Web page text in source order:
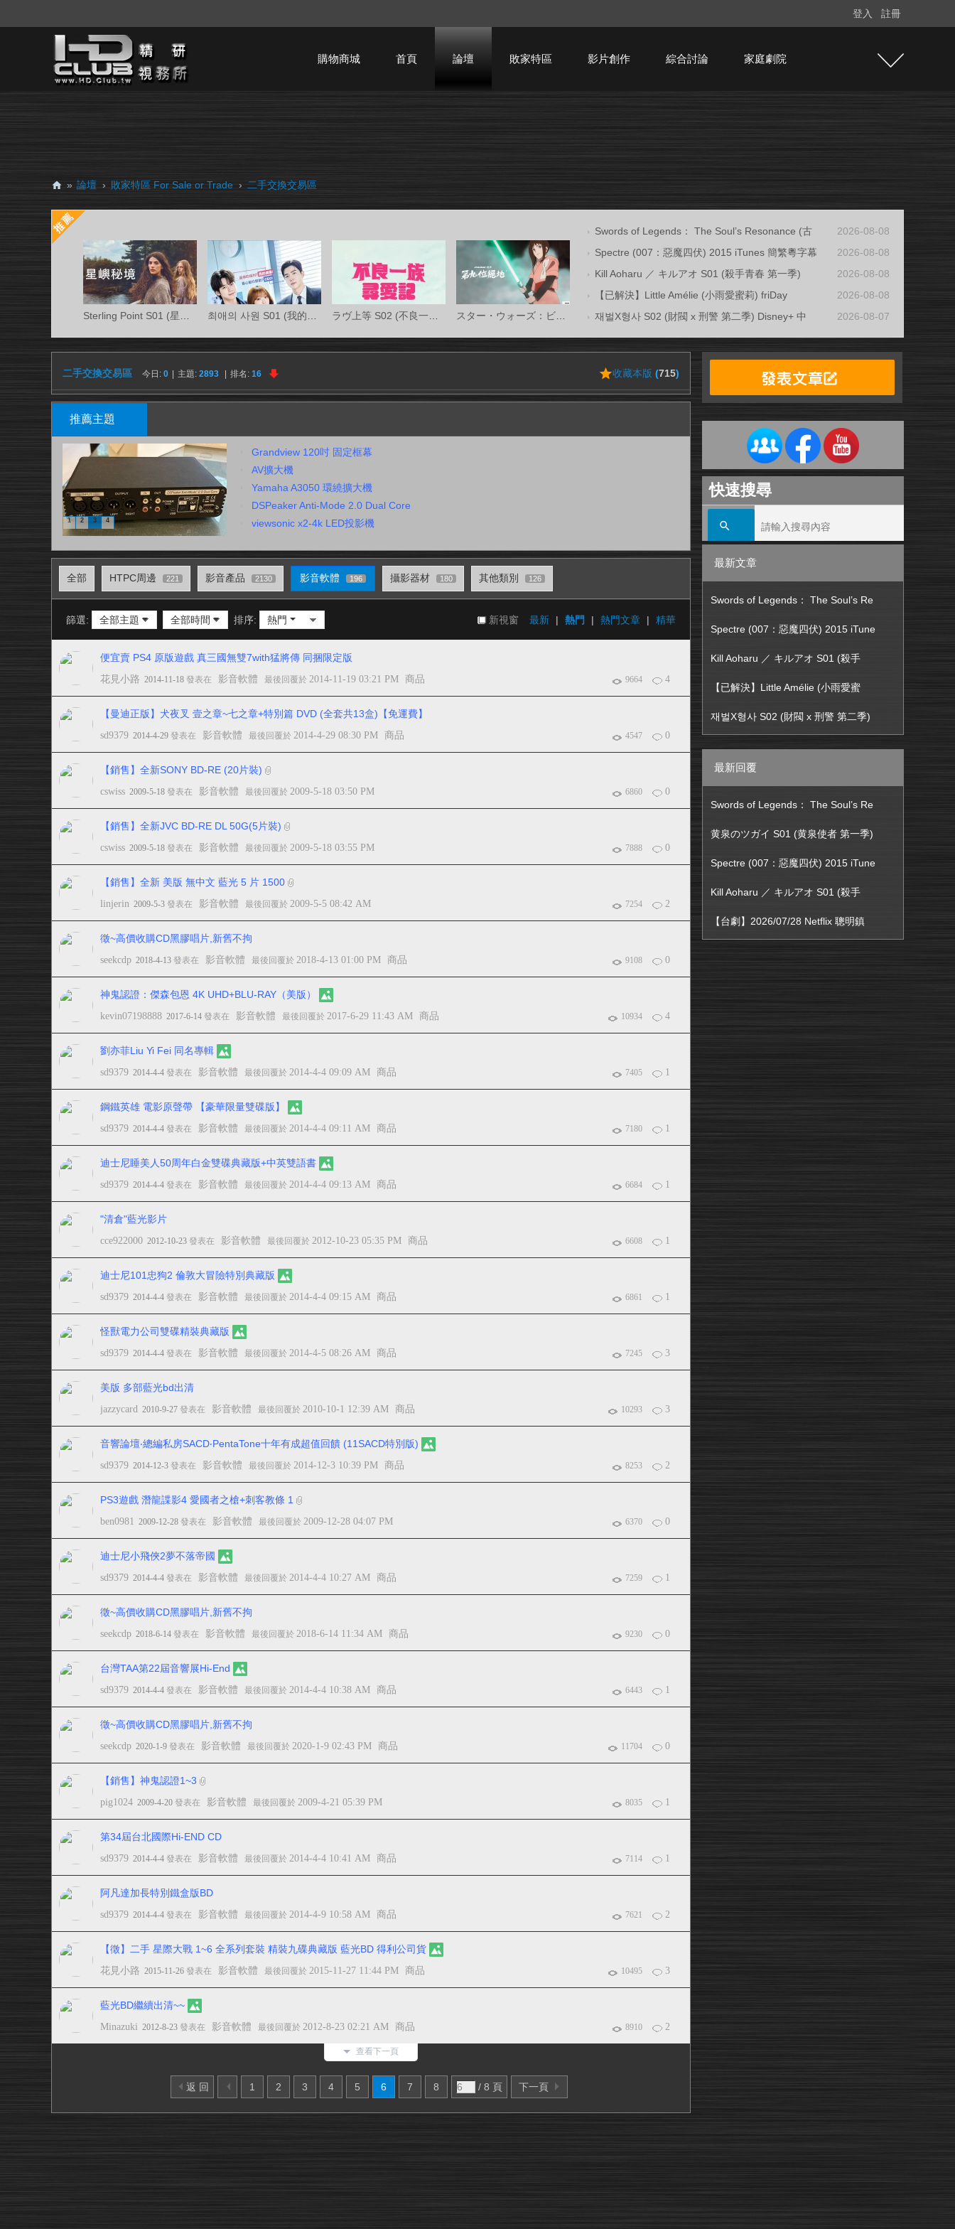
登入 註冊
購物商城 首頁 論壇 敗家特區 影片創作 綜合討論 家庭劇院
D.
Cl
務
» 論壇 › 敗家特區 For Sale or Trade › 二手交換交易區
Swords of Legends： The Soul’s Resonance (古
2026-08-08
Spectre (007：惡魔四伏) 2015 iTunes 簡繁粵字幕
2026-08-08
Kill Aoharu ／ キルアオ S01 (殺手青春 第一季)
2026-08-08
【已解決】Little Amélie (小雨愛蜜莉) friDay
2026-08-08
재벌X형사 S02 (財閥 x 刑警 第二季) Disney+ 中
2026-08-07
收藏本版 (715)
二手交換交易區 今日: 0 主題: 2893 排名: 16
推薦主題
1 2 3 4
Grandview 120吋 固定框幕
AV擴大機
Yamaha A3050 環繞擴大機
DSPeaker Anti-Mode 2.0 Dual Core
viewsonic x2-4k LED投影機
全部 HTPC周邊 221 影音產品 2130 影音軟體 196 攝影器材 180 其他類別 126
最新 | 熱門 | 熱門文章 | 精華
新視窗
篩選: 全部主題 全部時間 排序: 熱門
便宜賣 PS4 原版遊戲 真三國無雙7with猛將傳 同捆限定版
9664 4
花見小路 2014-11-18 發表在 影音軟體 最後回覆於 2014-11-19 03:21 PM 商品
【曼迪正版】犬夜叉 壹之章~七之章+特別篇 DVD (全套共13盒)【免運費】
4547 0
sd9379 2014-4-29 發表在 影音軟體 最後回覆於 2014-4-29 08:30 PM 商品
【銷售】全新SONY BD-RE (20片裝)
6860 0
cswiss 2009-5-18 發表在 影音軟體 最後回覆於 2009-5-18 03:50 PM
【銷售】全新JVC BD-RE DL 50G(5片裝)
7888 0
cswiss 2009-5-18 發表在 影音軟體 最後回覆於 2009-5-18 03:55 PM
【銷售】全新 美版 無中文 藍光 5 片 1500
7254 2
linjerin 2009-5-3 發表在 影音軟體 最後回覆於 2009-5-5 08:42 AM
徵~高價收購CD黑膠唱片,新舊不拘
9108 0
seekcdp 2018-4-13 發表在 影音軟體 最後回覆於 2018-4-13 01:00 PM 商品
神鬼認證：傑森包恩 4K UHD+BLU-RAY（美版）
10934 4
kevin07198888 2017-6-14 發表在 影音軟體 最後回覆於 2017-6-29 11:43 AM 商品
劉亦菲Liu Yi Fei 同名專輯
7405 1
sd9379 2014-4-4 發表在 影音軟體 最後回覆於 2014-4-4 09:09 AM 商品
鋼鐵英雄 電影原聲帶 【豪華限量雙碟版】
7180 1
sd9379 2014-4-4 發表在 影音軟體 最後回覆於 2014-4-4 09:11 AM 商品
迪士尼睡美人50周年白金雙碟典藏版+中英雙語書
6684 1
sd9379 2014-4-4 發表在 影音軟體 最後回覆於 2014-4-4 09:13 AM 商品
"清倉"藍光影片
6608 1
cce922000 2012-10-23 發表在 影音軟體 最後回覆於 2012-10-23 05:35 PM 商品
迪士尼101忠狗2 倫敦大冒險特別典藏版
6861 1
sd9379 2014-4-4 發表在 影音軟體 最後回覆於 2014-4-4 09:15 AM 商品
怪獸電力公司雙碟精裝典藏版
7245 3
sd9379 2014-4-4 發表在 影音軟體 最後回覆於 2014-4-5 08:26 AM 商品
美版 多部藍光bd出清
10293 3
jazzycard 2010-9-27 發表在 影音軟體 最後回覆於 2010-10-1 12:39 AM 商品
音響論壇‧總編私房SACD‧PentaTone十年有成超值回饋 (11SACD特別版)
8253 2
sd9379 2014-12-3 發表在 影音軟體 最後回覆於 2014-12-3 10:39 PM 商品
PS3遊戲 潛龍諜影4 愛國者之槍+刺客教條 1
6370 0
ben0981 2009-12-28 發表在 影音軟體 最後回覆於 2009-12-28 04:07 PM
迪士尼小飛俠2夢不落帝國
7259 1
sd9379 2014-4-4 發表在 影音軟體 最後回覆於 2014-4-4 10:27 AM 商品
徵~高價收購CD黑膠唱片,新舊不拘
9230 0
seekcdp 2018-6-14 發表在 影音軟體 最後回覆於 2018-6-14 11:34 AM 商品
台灣TAA第22屆音響展Hi-End
6443 1
sd9379 2014-4-4 發表在 影音軟體 最後回覆於 2014-4-4 10:38 AM 商品
徵~高價收購CD黑膠唱片,新舊不拘
11704 0
seekcdp 2020-1-9 發表在 影音軟體 最後回覆於 2020-1-9 02:43 PM 商品
【銷售】神鬼認證1~3
8035 1
pig1024 2009-4-20 發表在 影音軟體 最後回覆於 2009-4-21 05:39 PM
第34屆台北國際Hi-END CD
7114 1
sd9379 2014-4-4 發表在 影音軟體 最後回覆於 2014-4-4 10:41 AM 商品
阿凡達加長特別鐵盒版BD
7621 2
sd9379 2014-4-4 發表在 影音軟體 最後回覆於 2014-4-9 10:58 AM 商品
【徵】二手 星際大戰 1~6 全系列套裝 精裝九碟典藏版 藍光BD 得利公司貨
10495 3
花見小路 2015-11-26 發表在 影音軟體 最後回覆於 2015-11-27 11:44 PM 商品
藍光BD繼續出清~~
8910 2
Minazuki 2012-8-23 發表在 影音軟體 最後回覆於 2012-8-23 02:21 AM 商品
查看下一頁
返 回 1 2 3 4 5 6 7 8 / 8 頁 下一頁
快速搜尋
最新文章
Swords of Legends： The Soul’s Re
Spectre (007：惡魔四伏) 2015 iTune
Kill Aoharu ／ キルアオ S01 (殺手
【已解決】Little Amélie (小雨愛蜜
재벌X형사 S02 (財閥 x 刑警 第二季)
最新回覆
Swords of Legends： The Soul’s Re
黄泉のツガイ S01 (黄泉使者 第一季)
Spectre (007：惡魔四伏) 2015 iTune
Kill Aoharu ／ キルアオ S01 (殺手
【台劇】2026/07/28 Netflix 聰明鎮